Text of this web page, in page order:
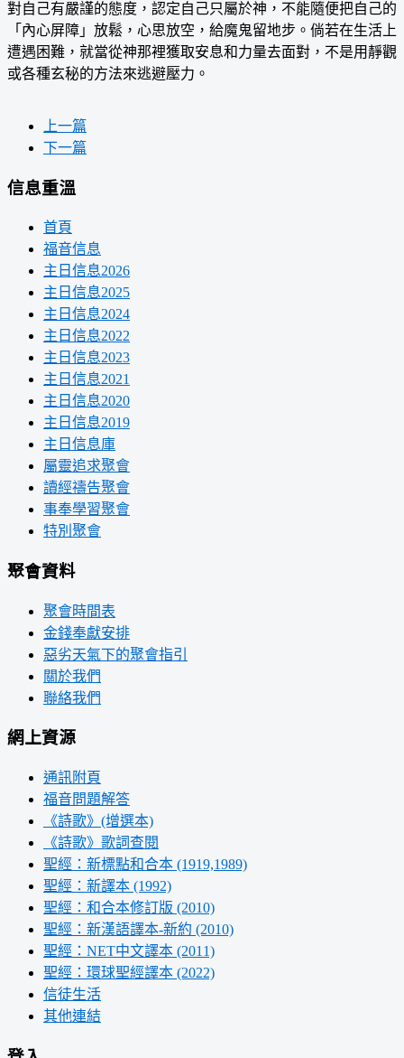
對自己有嚴謹的態度，認定自己只屬於神，不能隨便把自己的
「內心屏障」放鬆，心思放空，給魔鬼留地步。倘若在生活上
遭遇困難，就當從神那裡獲取安息和力量去面對，不是用靜觀
或各種玄秘的方法來逃避壓力。
上一篇
下一篇
信息重溫
首頁
福音信息
主日信息2026
主日信息2025
主日信息2024
主日信息2022
主日信息2023
主日信息2021
主日信息2020
主日信息2019
主日信息庫
屬靈追求聚會
讀經禱告聚會
事奉學習聚會
特別聚會
聚會資料
聚會時間表
金錢奉獻安排
惡劣天氣下的聚會指引
關於我們
聯絡我們
網上資源
通訊附頁
福音問題解答
《詩歌》(增選本)
《詩歌》歌詞查閱
聖經：新標點和合本 (1919,1989)
聖經：新譯本 (1992)
聖經：和合本修訂版 (2010)
聖經：新漢語譯本-新約 (2010)
聖經：NET中文譯本 (2011)
聖經：環球聖經譯本 (2022)
信徒生活
其他連結